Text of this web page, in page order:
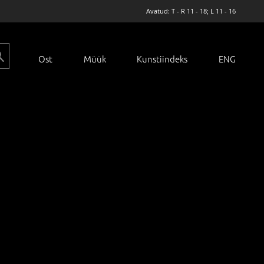
Avatud: T - R 11 - 18; L 11 - 16
Ost Müük Kunstiindeks ENG